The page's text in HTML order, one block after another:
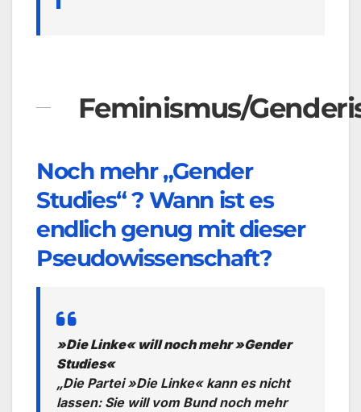
Feminismus/
Noch mehr „Gender
Studies“ ? Wann ist es
endlich genug mit dieser
Pseudowissenschaft?
»Die Linke« will noch mehr »Gender
Studies«
„Die Partei »Die Linke« kann es nicht
lassen: Sie will vom Bund noch mehr